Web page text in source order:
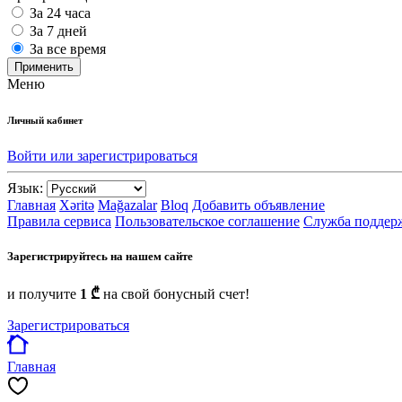
За 24 часа
За 7 дней
За все время
Применить
Меню
Личный кабинет
Войти или зарегистрироваться
Язык:
Главная Xəritə Mağazalar Bloq Добавить объявление
Правила сервиса Пользовательское соглашение Служба
Зарегистрируйтесь на нашем сайте
и получите 1 ₾ на свой бонусный счет!
Зарегистрироваться
Главная